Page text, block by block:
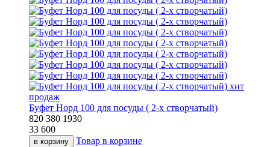
хит
продаж
Буфет Норд 100 для посуды ( 2-х створчатый)
820 380 1930
33 600
в корзину Товар в корзине